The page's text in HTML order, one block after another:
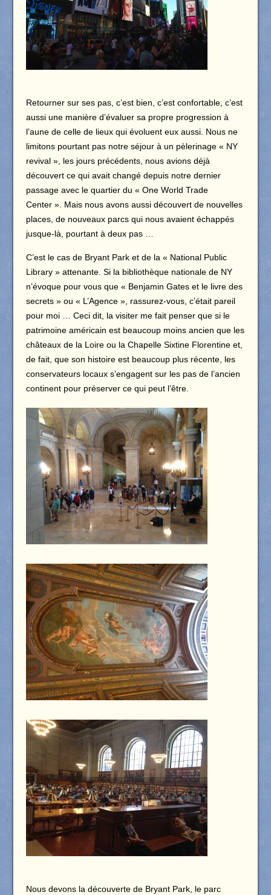
Retourner sur ses pas, c’est bien, c’est confortable, c’est
aussi une manière d’évaluer sa propre progression à
l’aune de celle de lieux qui évoluent eux aussi. Nous ne
limitons pourtant pas notre séjour à un pèlerinage « NY
revival », les jours précédents, nous avions déjà
découvert ce qui avait changé depuis notre dernier
passage avec le quartier du « One World Trade
Center ». Mais nous avons aussi découvert de nouvelles
places, de nouveaux parcs qui nous avaient échappés
jusque-là, pourtant à deux pas …
C’est le cas de Bryant Park et de la « National Public
Library » attenante. Si la bibliothèque nationale de NY
n’évoque pour vous que « Benjamin Gates et le livre des
secrets » ou « L’Agence », rassurez-vous, c’était pareil
pour moi … Ceci dit, la visiter me fait penser que si le
patrimoine américain est beaucoup moins ancien que les
châteaux de la Loire ou la Chapelle Sixtine Florentine et,
de fait, que son histoire est beaucoup plus récente, les
conservateurs locaux s’engagent sur les pas de l’ancien
continent pour préserver ce qui peut l’être.
Nous devons la découverte de Bryant Park, le parc